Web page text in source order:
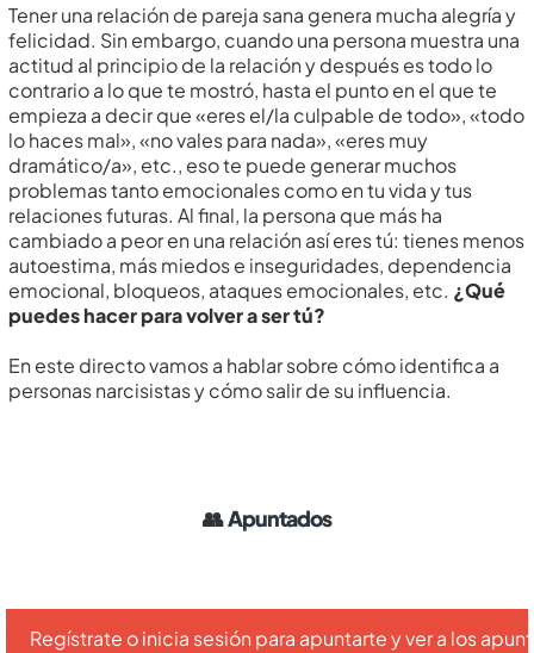
Tener una relación de pareja sana genera mucha alegrí­a y
felicidad. Sin embargo, cuando una persona muestra una
actitud al principio de la relación y después es todo lo
contrario a lo que te mostró, hasta el punto en el que te
empieza a decir que «eres el/la culpable de todo», «todo
lo haces mal», «no vales para nada», «eres muy
dramático/a», etc., eso te puede generar muchos
problemas tanto emocionales como en tu vida y tus
relaciones futuras. Al final, la persona que más ha
cambiado a peor en una relación así­ eres tú: tienes menos
autoestima, más miedos e inseguridades, dependencia
emocional, bloqueos, ataques emocionales, etc. ¿Qué
puedes hacer para volver a ser tú?
En este directo vamos a hablar sobre cómo identifica a
personas narcisistas y cómo salir de su influencia.
👥Apuntados
Regístrate o inicia sesión para apuntarte y ver a los